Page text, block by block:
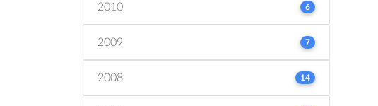
2010 6
2009 7
2008 14